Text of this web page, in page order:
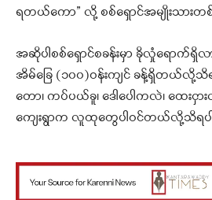
ရတယ်ကော” လို့ စစ်ရှောင်အမျိုးသား
အဆိုပါစစ်ရှောင်စခန်းမှာ ခိုလှုံရောက်ရှိ
အိမ်ခြေ (၁၀၀)ဝန်းကျင် ခန့်ရှိတယ်လို့သိရပြီ
တော၊ ကပ်ပယ်ခူ၊ ဒေါပေါကလဲ၊ ထေးငှာ
ကျေးရွာက လူထုတွေပါဝင်တယ်လို့သိရ